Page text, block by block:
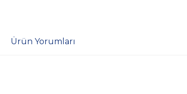
Ürün Yorumları